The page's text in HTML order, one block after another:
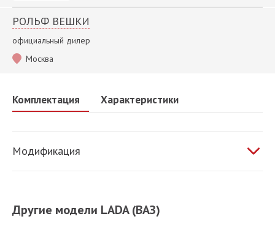
РОЛЬФ ВЕШКИ
официальный дилер
Москва
Комплектация Характеристики
Модификация
Другие модели LADA (ВАЗ)